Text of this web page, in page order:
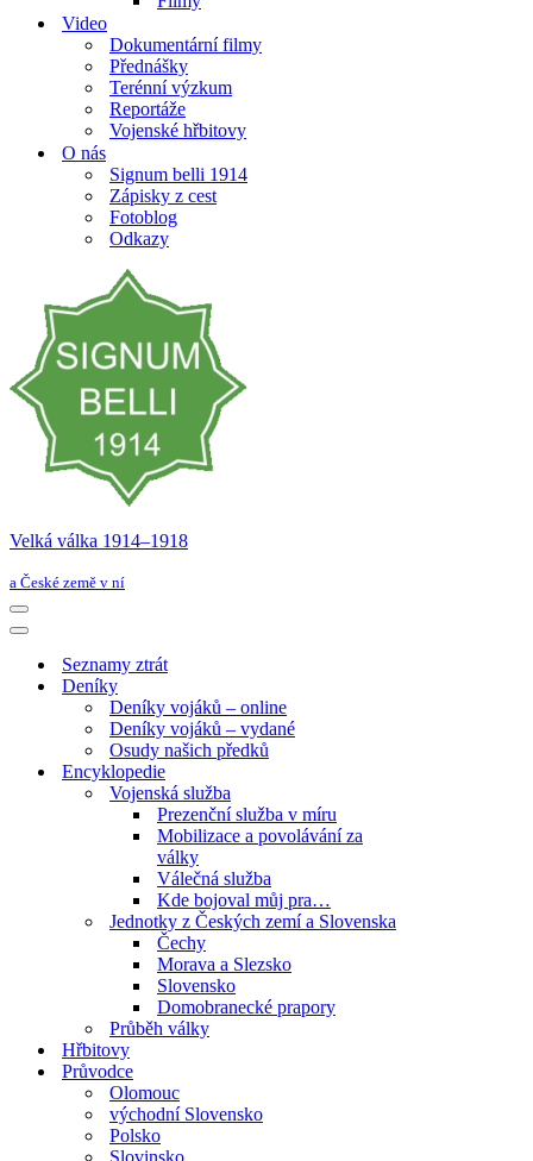
Video
Dokumentární filmy
Přednášky
Terénní výzkum
Reportáže
Vojenské hřbitovy
O nás
Signum belli 1914
Zápisky z cest
Fotoblog
Odkazy
Velká válka 1914–⁠⁠⁠⁠⁠⁠1918
a České země v ní
Navigační
menu
Navigační
Seznamy ztrát
Deníky
Deníky vojáků – online
Deníky vojáků – vydané
Osudy našich předků
Encyklopedie
Vojenská služba
Prezenční služba v míru
Mobilizace a povolávání za
války
Válečná služba
Kde bojoval můj pra…
Jednotky z Českých zemí a Slovenska
Čechy
Morava a Slezsko
Slovensko
Domobranecké prapory
Průběh války
Hřbitovy
Průvodce
Olomouc
východní Slovensko
Polsko
Slovinsko